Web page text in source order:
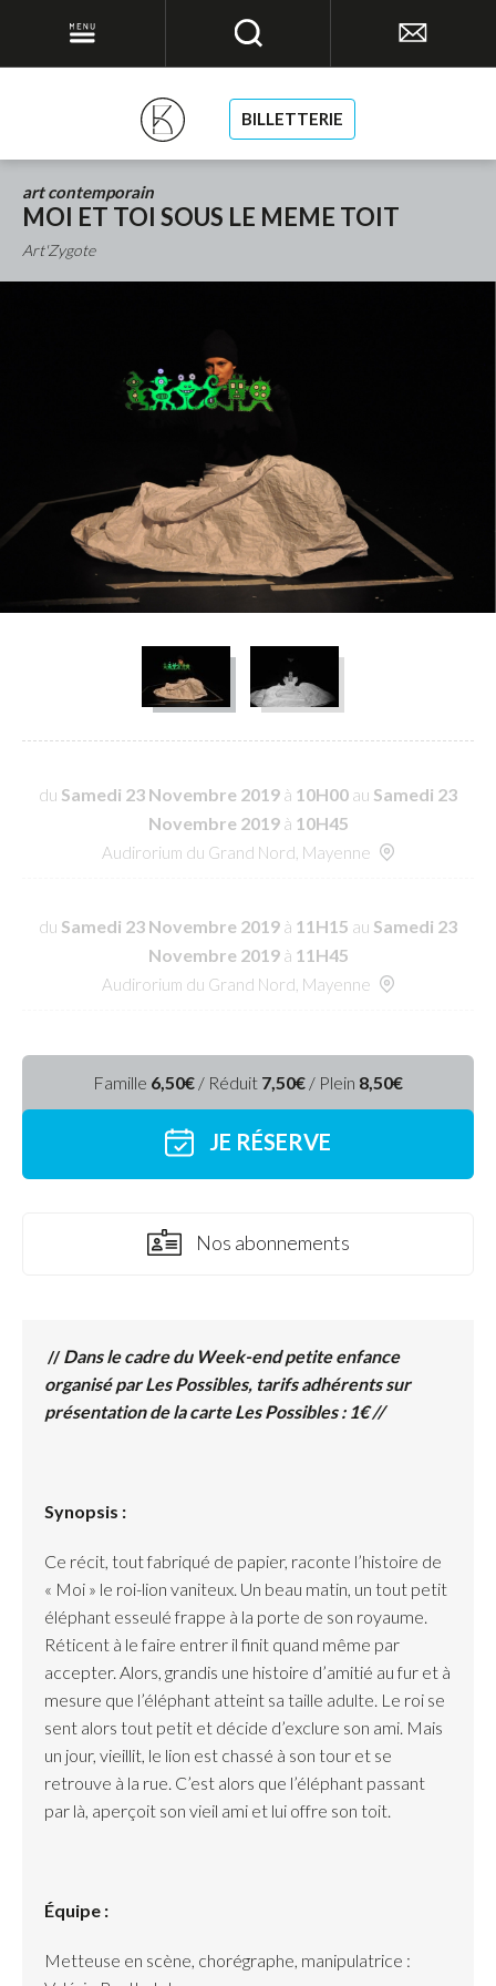
BILLETTERIE
du Samedi 23 Novembre 2019 à 10H00 au Samedi 23
Novembre 2019à 10H45
Audirorium du Grand Nord, Mayenne
du Samedi 23 Novembre 2019 à 11H15 au Samedi 23
Novembre 2019à 11H45
Audirorium du Grand Nord, Mayenne
Famille 6,50€ / Réduit 7,50€ / Plein 8,50€
JE RÉSERVE
Nos abonnements
art contemporain
MOI ET TOI SOUS LE MEME TOIT
Art'Zygote
//Dans le cadre du Week-end petite enfance
organisé par Les Possibles, tarifs adhérents sur
présentation de la carte Les Possibles : 1€ //
Synopsis :
Ce récit, tout fabriqué de papier, raconte l’histoire de
« Moi » le roi-lion vaniteux. Un beau matin, un tout petit
éléphant esseulé frappe à la porte de son royaume.
Réticent à le faire entrer il finit quand même par
accepter. Alors, grandis une histoire d’amitié au fur et à
mesure que l’éléphant atteint sa taille adulte. Le roi se
sent alors tout petit et décide d’exclure son ami. Mais
un jour, vieillit, le lion est chassé à son tour et se
retrouve à la rue. C’est alors que l’éléphant passant
par là, aperçoit son vieil ami et lui offre son toit.
Équipe :
Metteuse en scène, chorégraphe, manipulatrice :